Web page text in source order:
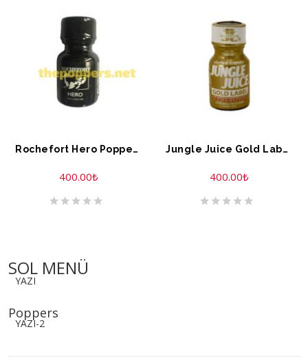
Rochefort Hero Poppers 10 ML
400.00₺
Jungle Juice Gold Label Extreme Formule 10 ML
400.00₺
SOL MENÜ
YAZI
Poppers
YAZI-2